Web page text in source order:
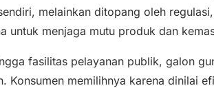
melainkan ditopang oleh
untuk menjaga mutu produk dan
fasilitas pelayanan publik, galon
Konsumen memilihnya karena dinilai